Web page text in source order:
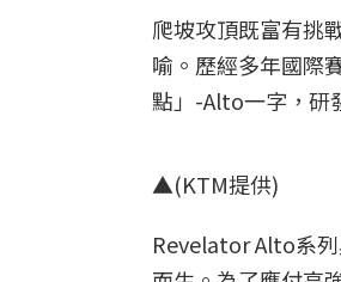
爬坡攻頂既富有挑
喻。歷經多年國際
點」-Alto一字，研
▲(KTM提供)
Revelator Alto系